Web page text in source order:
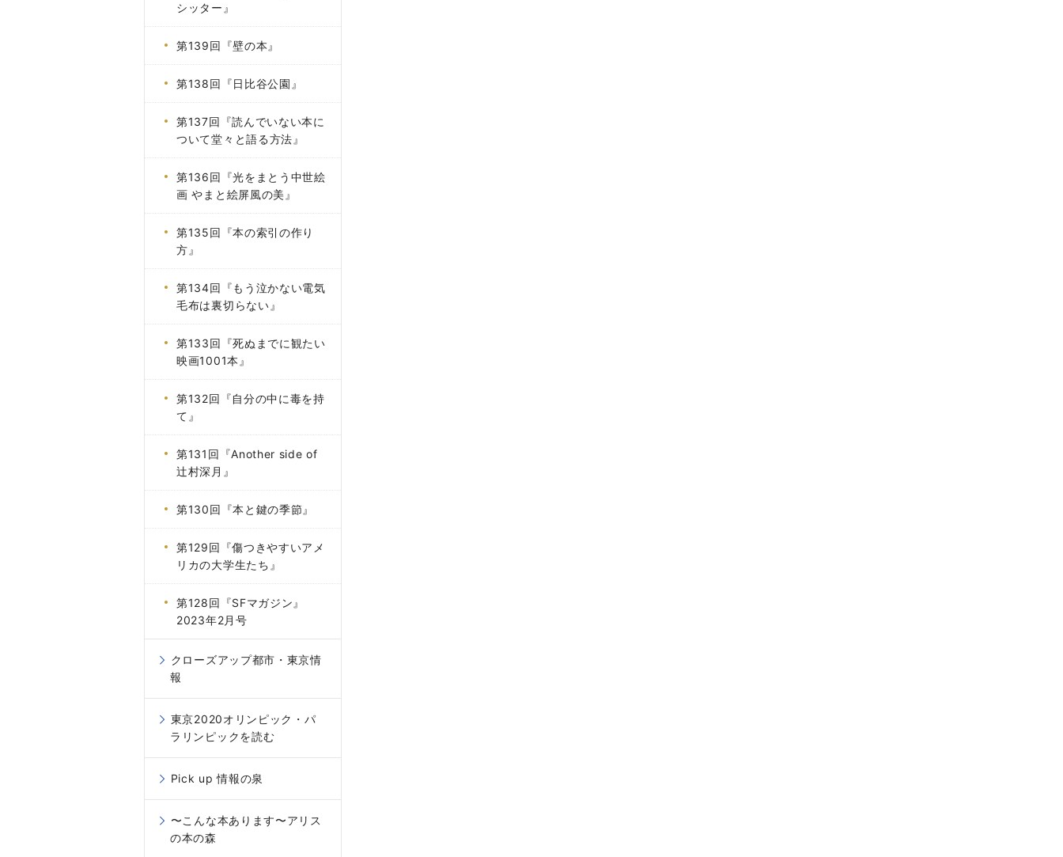
シッター』
第139回『壁の本』
第138回『日比谷公園』
第137回『読んでいない本に
ついて堂々と語る方法』
第136回『光をまとう中世絵
画 やまと絵屏風の美』
第135回『本の索引の作り
方』
第134回『もう泣かない電気
毛布は裏切らない』
第133回『死ぬまでに観たい
映画1001本』
第132回『自分の中に毒を持
て』
第131回『Another side of
辻村深月』
第130回『本と鍵の季節』
第129回『傷つきやすいアメ
リカの大学生たち』
第128回『SFマガジン』
2023年2月号
クローズアップ都市・東京情
報
東京2020オリンピック・パ
ラリンピックを読む
Pick up 情報の泉
〜こんな本あります〜アリス
の本の森